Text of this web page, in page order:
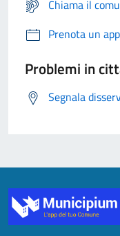
Chiama il
Prenota un
Problemi in
Segnala